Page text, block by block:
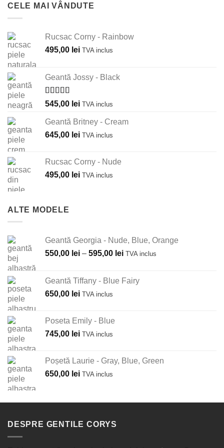
CELE MAI VÂNDUTE
Rucsac Corny - Rainbow
495,00 lei TVA inclus
Geantă Jossy - Black
Evaluat la
din 5
545,00 lei TVA inclus
Geantă Britney - Cream
645,00 lei TVA inclus
Rucsac Corny - Nude
495,00 lei TVA inclus
ALTE MODELE
Geantă Georgia - Nude, Blue, Orange
550,00 lei – 595,00 leiInterval
550,00 lei
TVA inclus
Geantă Tiffany - Blue Fairy
650,00 lei TVA inclus
Poseta Emily - Blue
745,00 lei TVA inclus
Poșetă Laurie - Gray, Blue, Green
650,00 lei TVA inclus
DESPRE GENTILE CORYS